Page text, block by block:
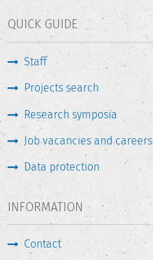
QUICK GUIDE
Staff
Projects search
Research symposia
Job vacancies and careers
Data protection
INFORMATION
Contact